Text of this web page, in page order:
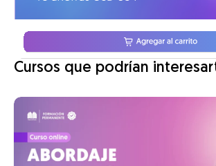
Cursos que podrían